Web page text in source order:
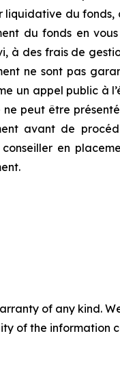
du
du fonds en
à des frais de
ne sont pas
un appel public à
peut être
avant de
en
of any kind.
of the